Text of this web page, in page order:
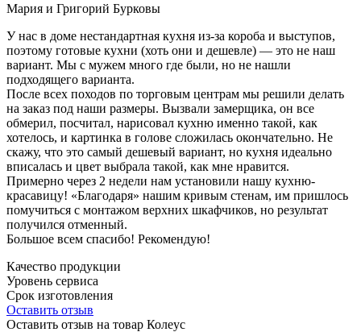
Мария и Григорий Бурковы
У нас в доме нестандартная кухня из-за короба и выступов,
поэтому готовые кухни (хоть они и дешевле) — это не наш
вариант. Мы с мужем много где были, но не нашли
подходящего варианта.
После всех походов по торговым центрам мы решили делать
на заказ под наши размеры. Вызвали замерщика, он все
обмерил, посчитал, нарисовал кухню именно такой, как
хотелось, и картинка в голове сложилась окончательно. Не
скажу, что это самый дешевый вариант, но кухня идеально
вписалась и цвет выбрала такой, как мне нравится.
Примерно через 2 недели нам установили нашу кухню-
красавицу! «Благодаря» нашим кривым стенам, им пришлось
помучиться с монтажом верхних шкафчиков, но результат
получился отменный.
Большое всем спасибо! Рекомендую!
Качество продукции
Уровень сервиса
Срок изготовления
Оставить отзыв
Оставить отзыв на товар Колеус